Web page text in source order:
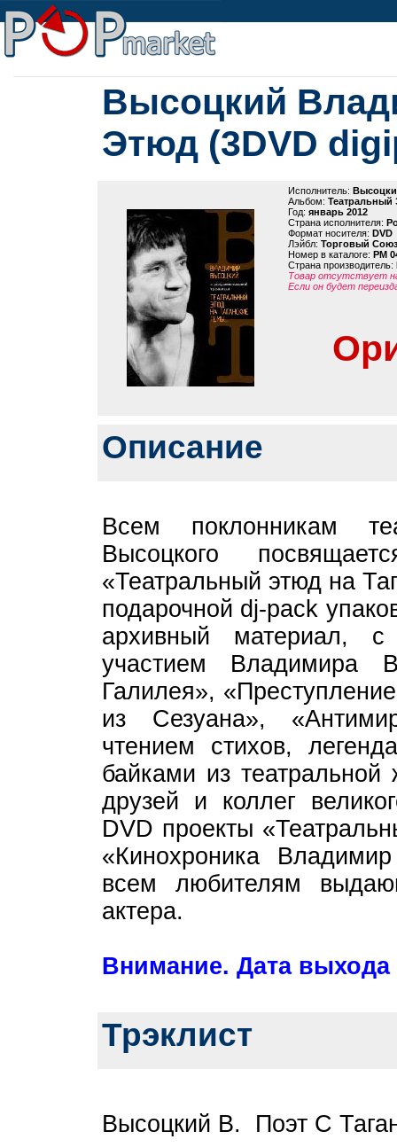
Высоцкий
Этюд (3DVD
Исполнитель:
Альбом: Театральный
Год: январь 2012
Страна исполнителя:
Формат носителя: DVD
Лэйбл: Торговый Союз
Номер в каталоге: PM
Страна производитель:
Товар отсутствует
Если он будет
Описание
Всем поклонникам
Высоцкого
«Театральный этюд на
подарочной dj-pack
архивный материал, с
участием Владимира
Галилея»,
из Сезуана»,
чтением стихов,
байками из
друзей и коллег
DVD проекты
«Кинохроника
всем любителям
актера.
Внимание. Дата выхода
Трэклист
Высоцкий В. Поэт С